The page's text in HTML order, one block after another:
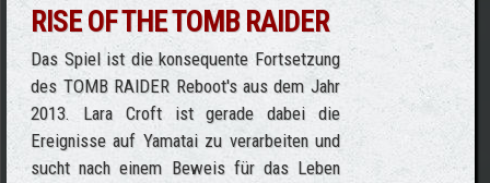
RISE OF THE TOMB RAIDER
Das Spiel ist die konsequente Fortsetzung
des TOMB RAIDER Reboot's aus dem Jahr
2013. Lara Croft ist gerade dabei die
Ereignisse auf Yamatai zu verarbeiten und
sucht nach einem Beweis für das Leben